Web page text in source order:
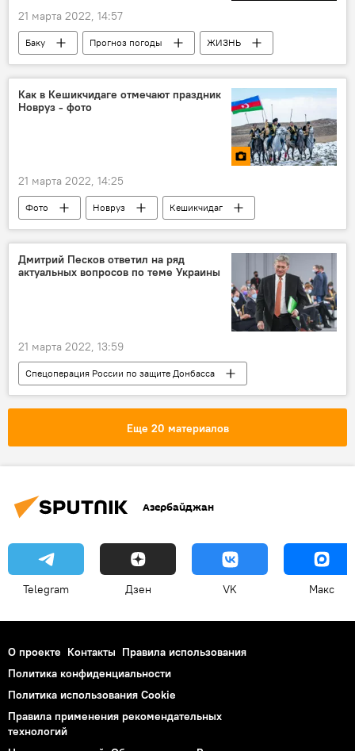
21 марта 2022, 14:57
Баку Прогноз погоды
ЖИЗНЬ
Азербайджан
Как в Кешикчидаге отмечают праздник
Новруз - фото
21 марта 2022, 14:25
Фото Новруз
Кешикчидаг
ЖИЗНЬ
Культура
Дмитрий Песков ответил на ряд
актуальных вопросов по теме Украины
21 марта 2022, 13:59
Спецоперация России по защите Донбасса
Дмитрий Песков
Темы
Украина
Еще 20 материалов
Азербайджан
Telegram Дзен VK Макс
О проекте Контакты Правила использования
Политика конфиденциальности
Политика использования Cookie
Правила применения рекомендательных
технологий